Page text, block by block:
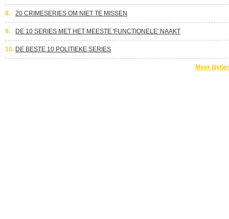
8. 20 CRIMESERIES OM NIET TE MISSEN
9. DE 10 SERIES MET HET MEESTE 'FUNCTIONELE' NAAKT
10. DE BESTE 10 POLITIEKE SERIES
Meer